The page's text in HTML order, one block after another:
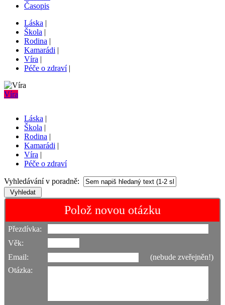
Časopis
Láska |
Škola |
Rodina |
Kamarádi |
Víra |
Péče o zdraví|
Víra
Láska |
Škola |
Rodina |
Kamarádi |
Víra |
Péče o zdraví
Vyhledávání v poradně:
Polož novou otázku
Přezdívka:
Věk:
Email:
(nebude zveřejněn!)
Otázka: